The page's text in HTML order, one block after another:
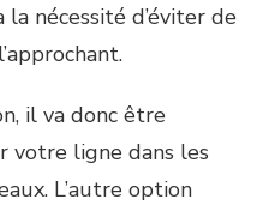
nécessité d’éviter de
il va donc être
votre ligne dans les
L’autre option